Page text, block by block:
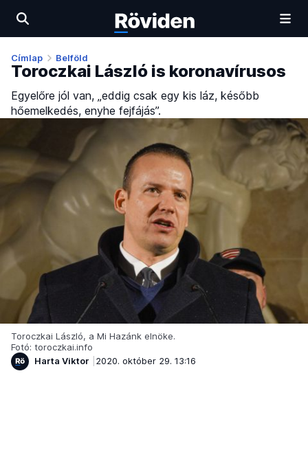
Címlap Belföld
Toroczkai László is koronavírusos
Egyelőre jól van, „eddig csak egy kis láz, később
hőemelkedés, enyhe fejfájás”.
Toroczkai László, a Mi Hazánk elnöke.
Fotó: toroczkai.info
Harta Viktor
2020. október 29. 13:16